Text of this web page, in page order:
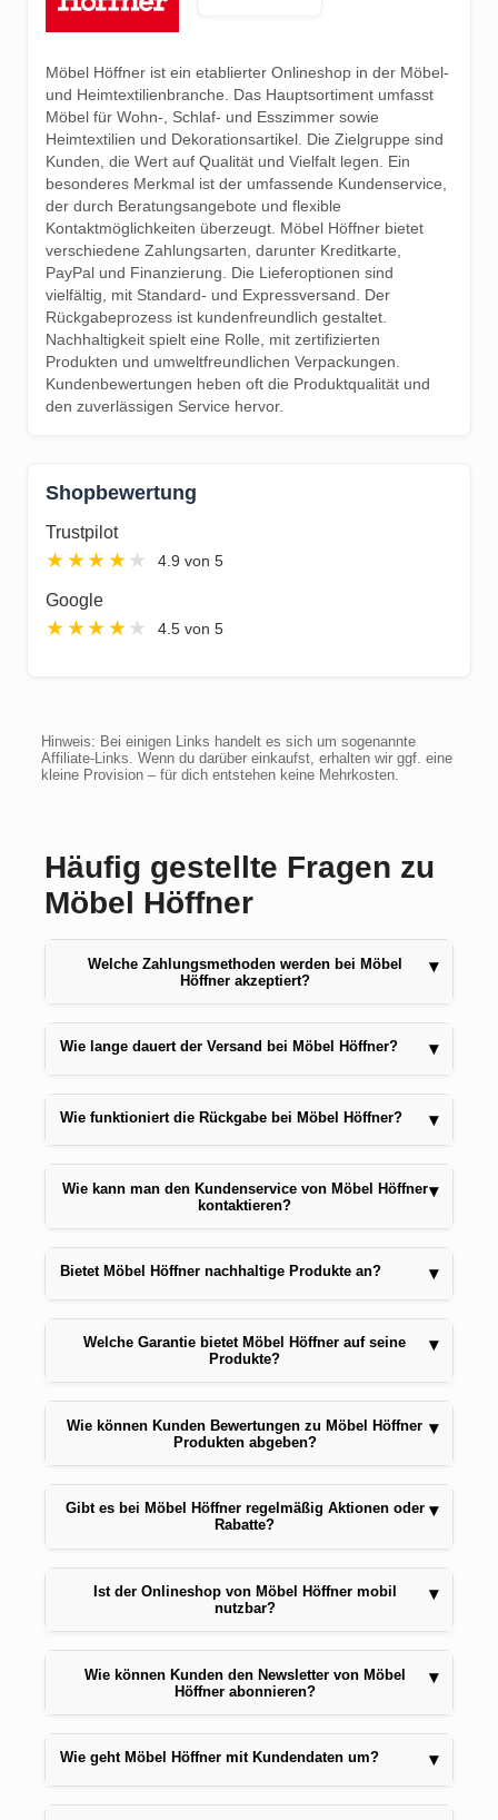
Möbel Höffner ist ein etablierter Onlineshop in der Möbel-
und Heimtextilienbranche. Das Hauptsortiment umfasst
Möbel für Wohn-, Schlaf- und Esszimmer sowie
Heimtextilien und Dekorationsartikel. Die Zielgruppe sind
Kunden, die Wert auf Qualität und Vielfalt legen. Ein
besonderes Merkmal ist der umfassende Kundenservice,
der durch Beratungsangebote und flexible
Kontaktmöglichkeiten überzeugt. Möbel Höffner bietet
verschiedene Zahlungsarten, darunter Kreditkarte,
PayPal und Finanzierung. Die Lieferoptionen sind
vielfältig, mit Standard- und Expressversand. Der
Rückgabeprozess ist kundenfreundlich gestaltet.
Nachhaltigkeit spielt eine Rolle, mit zertifizierten
Produkten und umweltfreundlichen Verpackungen.
Kundenbewertungen heben oft die Produktqualität und
den zuverlässigen Service hervor.
Shopbewertung
Trustpilot
★★★★ ★ 4.9 von 5
Google
★★★★ ★ 4.5 von 5
Hinweis: Bei einigen Links handelt es sich um sogenannte
Affiliate-Links. Wenn du darüber einkaufst, erhalten wir ggf. eine
kleine Provision – für dich entstehen keine Mehrkosten.
Häufig gestellte Fragen zu
Möbel Höffner
Welche Zahlungsmethoden werden bei Möbel
Höffner akzeptiert?
▾
Wie lange dauert der Versand bei Möbel Höffner? ▾
Wie funktioniert die Rückgabe bei Möbel Höffner? ▾
Wie kann man den Kundenservice von Möbel Höffner
kontaktieren?
▾
Bietet Möbel Höffner nachhaltige Produkte an? ▾
Welche Garantie bietet Möbel Höffner auf seine
Produkte?
▾
Wie können Kunden Bewertungen zu Möbel Höffner
Produkten abgeben?
▾
Gibt es bei Möbel Höffner regelmäßig Aktionen oder
Rabatte?
▾
Ist der Onlineshop von Möbel Höffner mobil
nutzbar?
▾
Wie können Kunden den Newsletter von Möbel
Höffner abonnieren?
▾
Wie geht Möbel Höffner mit Kundendaten um? ▾